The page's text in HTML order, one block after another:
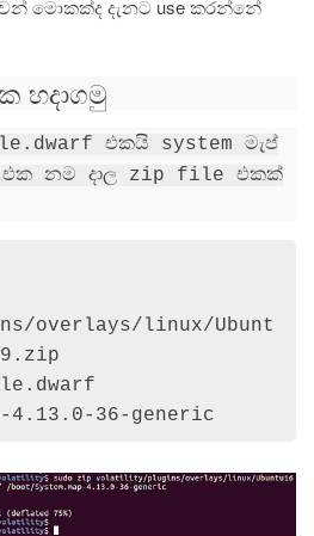
මොකක්ද දැනට use කරන්නේ
හදාගමු
එකයි system මැප්
නම දාල zip file එකක්
overlays/linux/Ubunt
4.13.0-36-generic